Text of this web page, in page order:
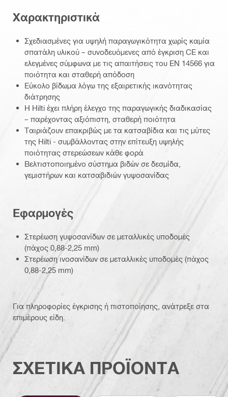
Χαρακτηριστικά
Σχεδιασμένες για υψηλή παραγωγικότητα χωρίς καμία
σπατάλη υλικού – συνοδευόμενες από έγκριση CE και
ελεγμένες σύμφωνα με τις απαιτήσεις του EN 14566 για
ποιότητα και σταθερή απόδοση
Εύκολο βίδωμα λόγω της εξαιρετικής ικανότητας
διάτρησης
Η Hilti έχει πλήρη έλεγχο της παραγωγικής διαδικασίας
– παρέχοντας αξιόπιστη, σταθερή ποιότητα
Ταιριάζουν επακριβώς με τα κατσαβίδια και τις μύτες
της Hilti - συμβάλλοντας στην επίτευξη υψηλής
ποιότητας στερεώσεων κάθε φορά
Βελτιστοποιημένο σύστημα βιδών σε δεσμίδα,
γεμιστήρων και κατσαβιδιών γυψοσανίδας
Εφαρμογές
Στερέωση γυψοσανίδων σε μεταλλικές υποδομές
(πάχος 0,88-2,25 mm)
Στερέωση ινοσανίδων σε μεταλλικές υποδομές (πάχος
0,88-2,25 mm)
Για πληροφορίες έγκρισης ή πιστοποίησης, ανάτρεξε στα
επιμέρους είδη.
ΣΧΕΤΙΚΑ ΠΡΟΪΟΝΤΑ